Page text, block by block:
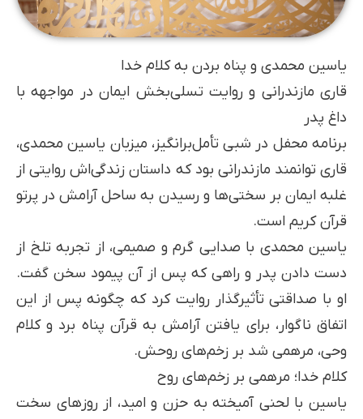
یاسین محمدی و پناه بردن به کلام خدا
قاری مازندرانی و روایت تسلی‌بخش ایمان در مواجهه با
داغ پدر
برنامه محفل در شبی تأمل‌برانگیز، میزبان یاسین محمدی،
قاری توانمند مازندرانی بود که داستان زندگی‌اش روایتی از
غلبه ایمان بر سختی‌ها و رسیدن به ساحل آرامش در پرتو
قرآن کریم است.
یاسین محمدی با صدایی گرم و صمیمی، از تجربه تلخ از
دست دادن پدر و راهی که پس از آن پیمود سخن گفت.
او با صداقتی تأثیرگذار روایت کرد که چگونه پس از این
اتفاق ناگوار، برای یافتن آرامش به قرآن پناه برد و کلام
وحی، مرهمی شد بر زخم‌های روحش.
کلام خدا؛ مرهمی بر زخم‌های روح
یاسین با لحنی آمیخته به حزن و امید، از روزهای سخت